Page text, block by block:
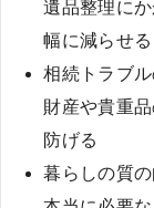
遺品整理に
幅に減らせる
相続トラブ
財産や貴重
防げる
暮らしの質